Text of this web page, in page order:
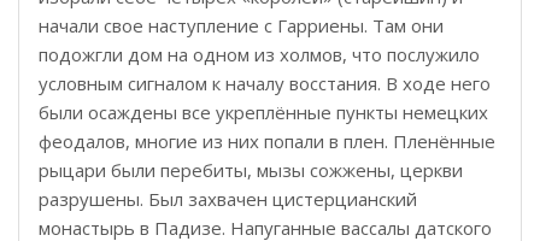
начали свое наступление с Гарриены. Там они
подожгли дом на одном из холмов, что послужило
условным сигналом к началу восстания. В ходе него
были осаждены все укреплённые пункты немецких
феодалов, многие из них попали в плен. Пленённые
рыцари были перебиты, мызы сожжены, церкви
разрушены. Был захвачен цистерцианский
монастырь в Падизе. Напуганные вассалы датского